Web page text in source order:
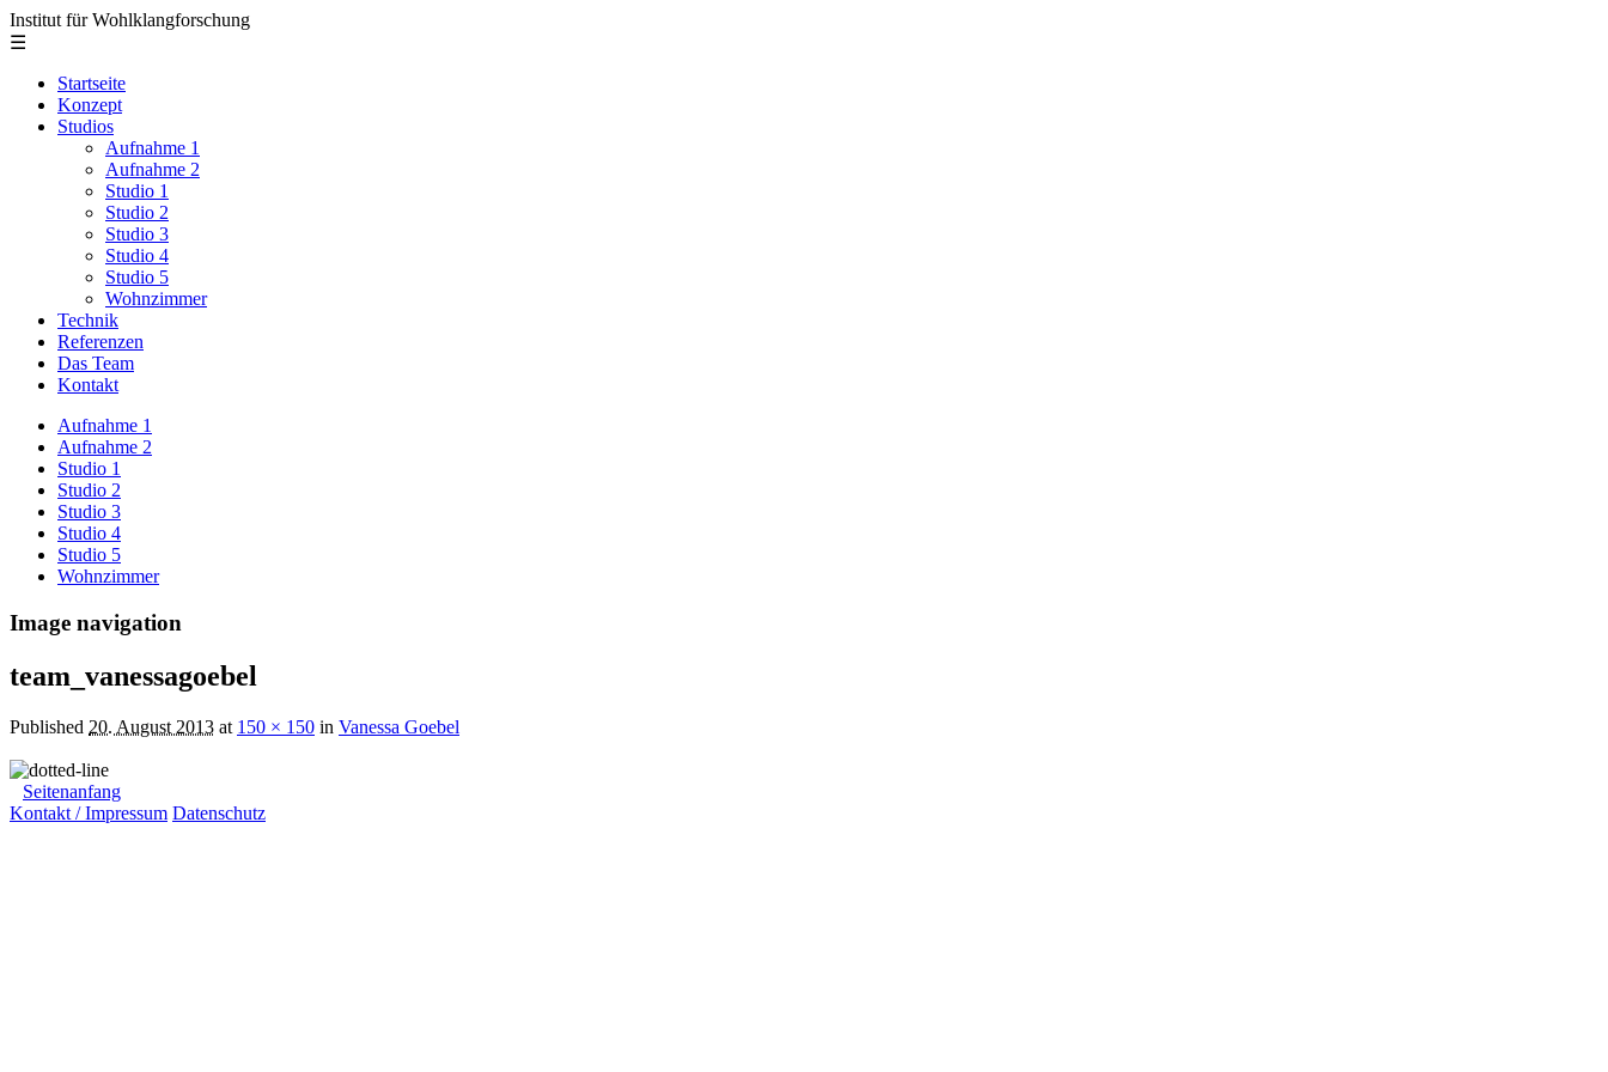
Institut für Wohlklangforschung
☰
Startseite
Konzept
Studios
Aufnahme 1
Aufnahme 2
Studio 1
Studio 2
Studio 3
Studio 4
Studio 5
Wohnzimmer
Technik
Referenzen
Das Team
Kontakt
Aufnahme 1
Aufnahme 2
Studio 1
Studio 2
Studio 3
Studio 4
Studio 5
Wohnzimmer
Image navigation
team_vanessagoebel
Published 20. August 2013 at 150 × 150 in Vanessa Goebel
Seitenanfang
Kontakt / Impressum Datenschutz